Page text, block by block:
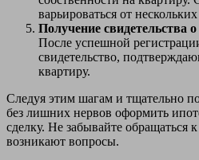
варьироваться от
Получение свидетельства
После успешной
свидетельство,
квартиру.
Следуя этим шагам и тщательно
без лишних нервов оформить
сделку. Не забывайте обращаться
возникают вопросы.